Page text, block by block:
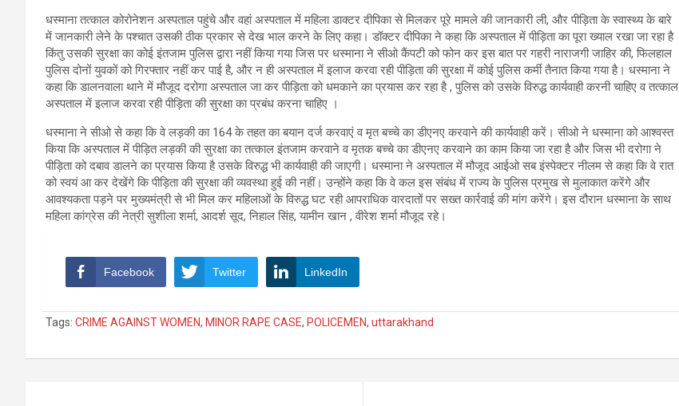
धस्माना तत्काल कोरोनेशन अस्पताल पहुंचे और वहां अस्पताल में महिला डाक्टर दीपिका से मिलकर पूरे मामले की जानकारी ली, और पीड़िता के स्वास्थ्य के बारे
में जानकारी लेने के पश्चात उसकी ठीक प्रकार से देख भाल करने के लिए कहा। डॉक्टर दीपिका ने कहा कि अस्पताल में पीड़िता का पूरा ख्याल रखा जा रहा है
किंतु उसकी सुरक्षा का कोई इंतजाम पुलिस द्वारा नहीं किया गया जिस पर धस्माना ने सीओ कैंपटी को फोन कर इस बात पर गहरी नाराजगी जाहिर की, फिलहाल
पुलिस दोनों युवकों को गिरफ्तार नहीं कर पाई है, और न ही अस्पताल में इलाज करवा रही पीड़िता की सुरक्षा में कोई पुलिस कर्मी तैनात किया गया है। धस्माना ने
कहा कि डालनवाला थाने में मौजूद दरोगा अस्पताल जा कर पीड़िता को धमकाने का प्रयास कर रहा है , पुलिस को उसके विरुद्ध कार्यवाही करनी चाहिए व तत्काल
अस्पताल में इलाज करवा रही पीड़िता की सुरक्षा का प्रबंध करना चाहिए ।
धस्माना ने सीओ से कहा कि वे लड़की का 164 के तहत का बयान दर्ज करवाएं व मृत बच्चे का डीएनए करवाने की कार्यवाही करें। सीओ ने धस्माना को आश्वस्त
किया कि अस्पताल में पीड़ित लड़की की सुरक्षा का तत्काल इंतजाम करवाने व मृतक बच्चे का डीएनए करवाने का काम किया जा रहा है और जिस भी दरोगा ने
पीड़िता को दबाव डालने का प्रयास किया है उसके विरुद्ध भी कार्यवाही की जाएगी। धस्माना ने अस्पताल में मौजूद आईओ सब इंस्पेक्टर नीलम से कहा कि वे रात
को स्वयं आ कर देखेंगे कि पीड़िता की सुरक्षा की व्यवस्था हुई की नहीं। उन्होंने कहा कि वे कल इस संबंध में राज्य के पुलिस प्रमुख से मुलाकात करेंगे और
आवश्यकता पड़ने पर मुख्यमंत्री से भी मिल कर महिलाओं के विरुद्ध घट रही आपराधिक वारदातों पर सख्त कार्रवाई की मांग करेंगे। इस दौरान धस्माना के साथ
महिला कांग्रेस की नेत्री सुशीला शर्मा, आदर्श सूद, निहाल सिंह, यामीन खान , वीरेश शर्मा मौजूद रहे।
Facebook Twitter LinkedIn
Tags: CRIME AGAINST WOMEN, MINOR RAPE CASE, POLICEMEN, uttarakhand